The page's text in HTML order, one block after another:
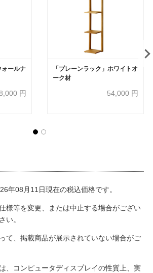
ォールナ
円
「プレーンラック」ホワイトオ
ーク材
54,000 円
年08月11日現在の税込価格です。
様等を変更、または中止する場合がござい
い。
て、掲載商品が展示されていない場合がご
、コンピュータディスプレイの性質上、実